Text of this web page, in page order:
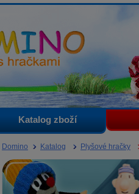
Katalog zboží
Domino Katalog Plyšové hračky